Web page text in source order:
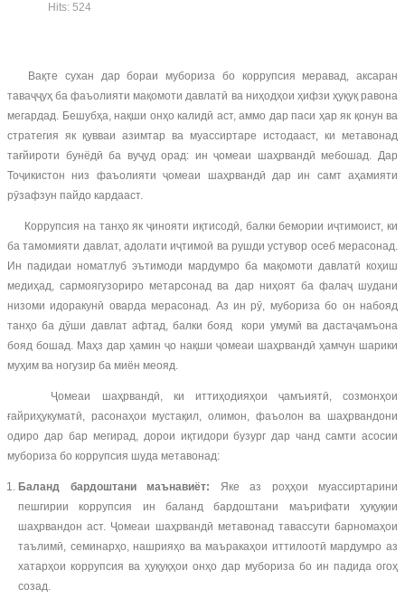
Hits: 524
Вақте сухан дар бораи мубориза бо коррупсия меравад, аксаран
таваҷҷуҳ ба фаъолияти мақомоти давлатӣ ва ниҳодҳои ҳифзи ҳуқуқ равона
мегардад. Бешубҳа, нақши онҳо калидӣ аст, аммо дар паси ҳар як қонун ва
стратегия як қувваи азимтар ва муассиртаре истодааст, ки метавонад
тағйироти бунёдӣ ба вуҷуд орад: ин ҷомеаи шаҳрвандӣ мебошад. Дар
Тоҷикистон низ фаъолияти ҷомеаи шаҳрвандӣ дар ин самт аҳамияти
рӯзафзун пайдо кардааст.
Коррупсия на танҳо як ҷинояти иқтисодӣ, балки бемории иҷтимоист, ки
ба тамомияти давлат, адолати иҷтимоӣ ва рушди устувор осеб мерасонад.
Ин падидаи номатлуб эътимоди мардумро ба мақомоти давлатӣ коҳиш
медиҳад, сармоягузориро метарсонад ва дар ниҳоят ба фалаҷ шудани
низоми идоракунӣ оварда мерасонад. Аз ин рӯ, мубориза бо он набояд
танҳо ба дӯши давлат афтад, балки бояд кори умумӣ ва дастаҷамъона
бояд бошад. Маҳз дар ҳамин ҷо нақши ҷомеаи шаҳрвандӣ ҳамчун шарики
муҳим ва ногузир ба миён меояд.
Ҷомеаи шаҳрвандӣ, ки иттиҳодияҳои ҷамъиятӣ, созмонҳои
ғайриҳукуматӣ, расонаҳои мустақил, олимон, фаъолон ва шаҳрвандони
одиро дар бар мегирад, дорои иқтидори бузург дар чанд самти асосии
мубориза бо коррупсия шуда метавонад:
Баланд бардоштани маънавиёт: Яке аз роҳҳои муассиртарини
пешгирии коррупсия ин баланд бардоштани маърифати ҳуқуқии
шаҳрвандон аст. Ҷомеаи шаҳрвандӣ метавонад тавассути барномаҳои
таълимӣ, семинарҳо, нашрияҳо ва маъракаҳои иттилоотӣ мардумро аз
хатарҳои коррупсия ва ҳуқуқҳои онҳо дар мубориза бо ин падида огоҳ
созад.